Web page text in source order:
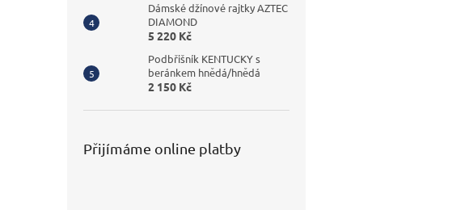
Dámské džínové rajtky AZTEC
DIAMOND
5 220 Kč
Podbřišník KENTUCKY s
beránkem hnědá/hnědá
2 150 Kč
Přijímáme online platby